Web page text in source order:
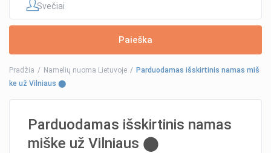
Svečiai
Pradžia Namelių nuoma Lietuvoje
Parduodamas išskirtinis namas miš
ke už Vilniaus ⬤
Parduodamas išskirtinis namas
miške už Vilniaus ⬤